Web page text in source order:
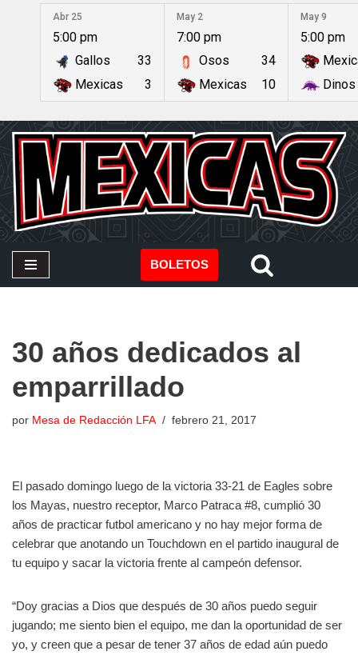
contenido
Abr 25
5:00 pm
Gallos
33
Mexicas
3
May 2
7:00 pm
Osos
34
Mexicas
10
May 9
5:00 pm
Dinos
BOLETOS
30 años dedicados al
emparrillado
por Mesa de Redacción LFA febrero 21, 2017
El pasado domingo luego de la victoria 33-21 de Eagles sobre
los Mayas, nuestro receptor, Marco Patraca #8, cumplió 30
años de practicar futbol americano y no hay mejor forma de
celebrar que anotando un Touchdown en el partido inaugural de
tu equipo y sacar la victoria frente al campeón defensor.
“Doy gracias a Dios que después de 30 años puedo seguir
jugando; me siento bien el equipo, me dan la oportunidad de ser
yo, y creen que a pesar de tener 37 años de edad aún puedo